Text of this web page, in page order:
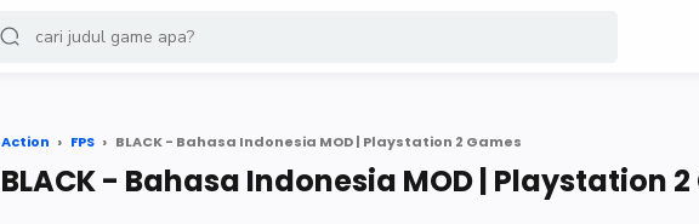
Action FPS BLACK - Bahasa Indonesia MOD | Playstation 2 Games
BLACK - Bahasa Indonesia MOD | Playstation